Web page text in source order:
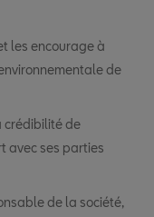
les encourage à
de
crédibilité de
avec ses parties
de la société,